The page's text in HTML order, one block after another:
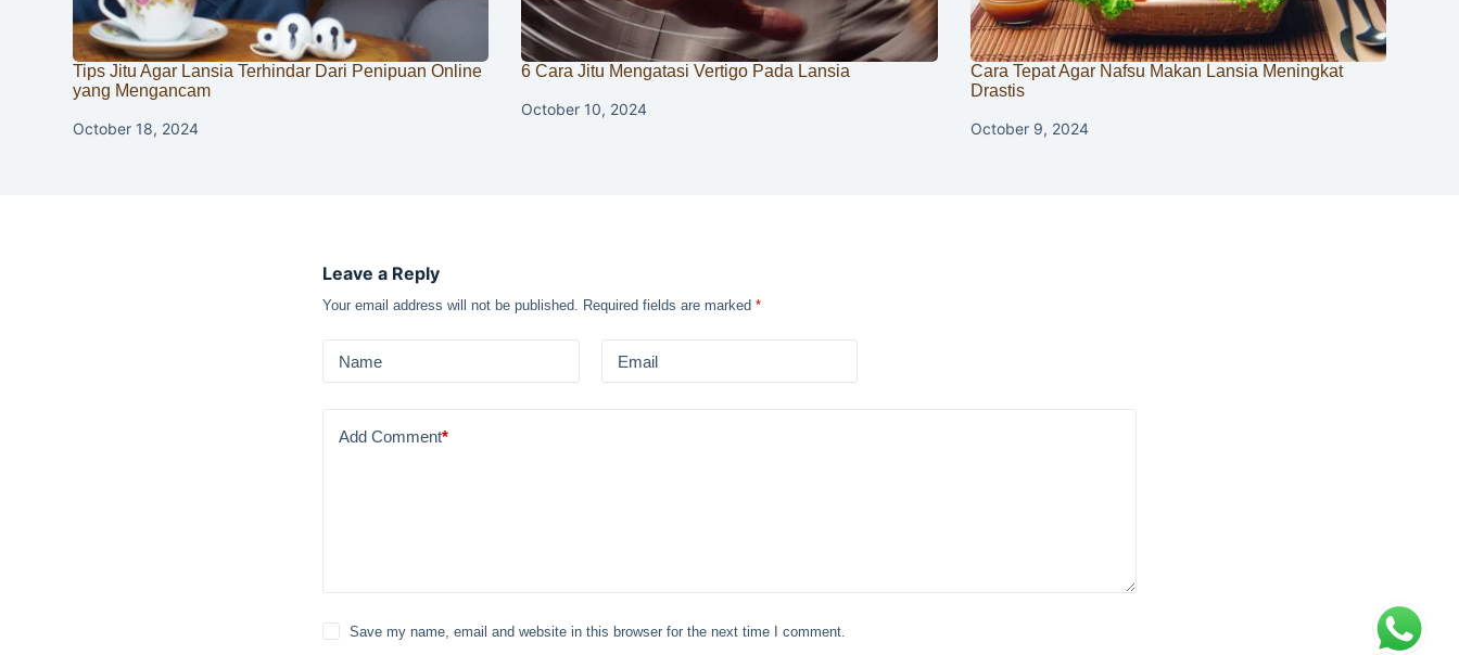
Tips Jitu Agar Lansia Terhindar Dari Penipuan Online
yang Mengancam
October 18, 2024
6 Cara Jitu Mengatasi Vertigo Pada Lansia
October 10, 2024
Cara Tepat Agar Nafsu Makan Lansia Meningkat
Drastis
October 9, 2024
Leave a Reply
Your email address will not be published. Required fields are marked *
Name Email
Add Comment*
Save my name, email and website in this browser for the next time I comment.